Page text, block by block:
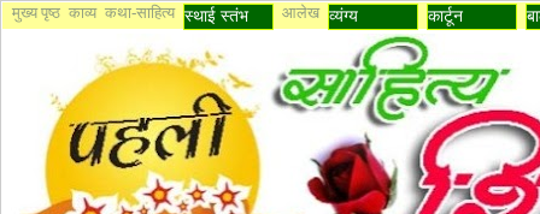
मुख्य पृष्ठ काव्य कथा-साहित्य स्थाई स्तंभ आलेख व्यंग्य कार्टून